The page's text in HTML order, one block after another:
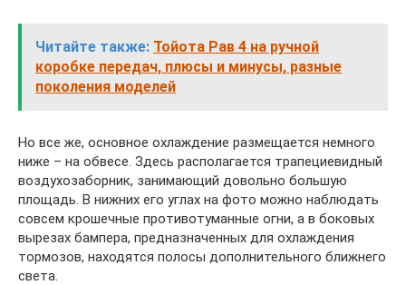
Читайте также: Тойота Рав 4 на ручной
коробке передач, плюсы и минусы, разные
поколения моделей
Но все же, основное охлаждение размещается немного
ниже – на обвесе. Здесь располагается трапециевидный
воздухозаборник, занимающий довольно большую
площадь. В нижних его углах на фото можно наблюдать
совсем крошечные противотуманные огни, а в боковых
вырезах бампера, предназначенных для охлаждения
тормозов, находятся полосы дополнительного ближнего
света.